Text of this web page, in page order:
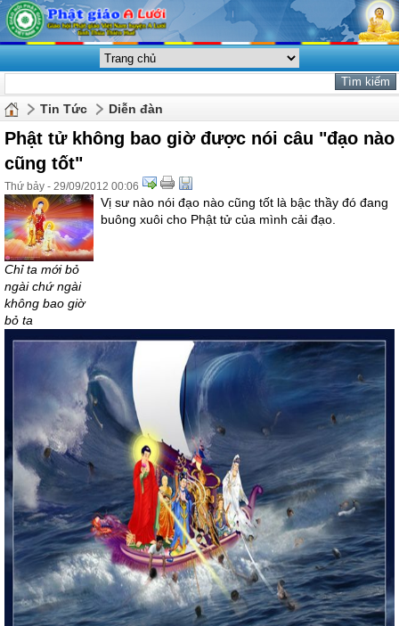
Tin Tức Diễn đàn
Phật tử không bao giờ được nói câu "đạo nào
cũng tốt"
Thứ bảy - 29/09/2012 00:06
Chỉ ta mới bỏ
ngài chứ ngài
không bao giờ
bỏ ta
Vị sư nào nói đạo nào cũng tốt là bậc thầy đó đang
buông xuôi cho Phật tử của mình cải đạo.